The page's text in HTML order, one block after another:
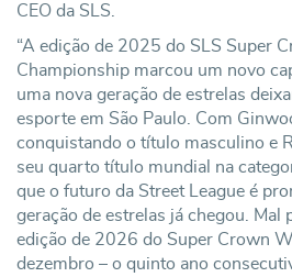
CEO da SLS.
“A edição de 2025 do SLS Super
Championship marcou um novo
uma nova geração de estrelas
esporte em São Paulo. Com
conquistando o título masculino e
seu quarto título mundial na
que o futuro da Street League é
geração de estrelas já chegou. Mal
edição de 2026 do Super Crown
dezembro – o quinto ano